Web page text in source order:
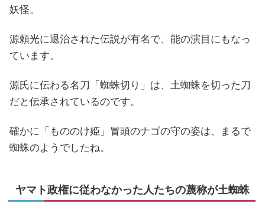
妖怪。
源頼光に退治された伝説が有名で、能の演目にもなっ
ています。
源氏に伝わる名刀「蜘蛛切り」は、土蜘蛛を切った刀
だと伝承されているのです。
確かに「もののけ姫」冒頭のナゴの守の姿は、まるで
蜘蛛のようでしたね。
ヤマト政権に従わなかった人たちの蔑称が土蜘蛛